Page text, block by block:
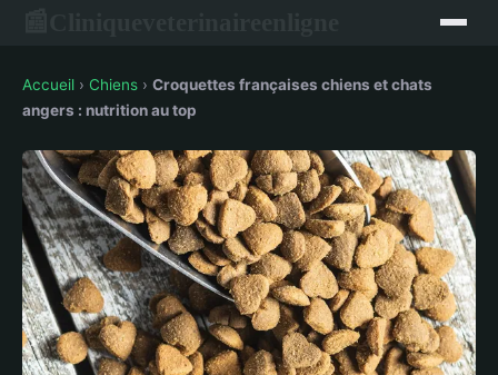
Accueil › Chiens › Croquettes françaises chiens et chats
angers : nutrition au top